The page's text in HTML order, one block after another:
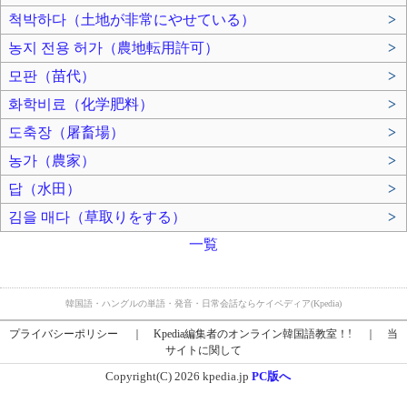
척박하다（土地が非常にやせている）
>
농지 전용 허가（農地転用許可）
>
모판（苗代）
>
화학비료（化学肥料）
>
도축장（屠畜場）
>
농가（農家）
>
답（水田）
>
김을 매다（草取りをする）
>
一覧
韓国語・ハングルの単語・発音・日常会話ならケイペディア(Kpedia)
プライバシーポリシー Kpedia編集者のオンライン韓国語教室！!
当
サイトに関して
Copyright(C) 2026 kpedia.jp PC版へ